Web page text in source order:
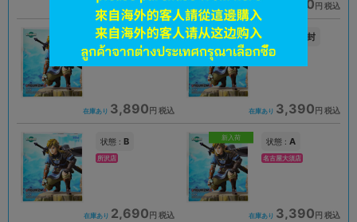
3,990 3,390円 税込
状態 :未開封
札幌店本館
在庫あり 3,890円 税込
未開封
松山店
在庫あり 3,390円 税込
状態 : B
所沢店
在庫あり 2,690円 税込
新入荷 状態 : A
名古屋大須店
在庫あり 3,390円 税込